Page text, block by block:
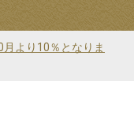
より10％となりま